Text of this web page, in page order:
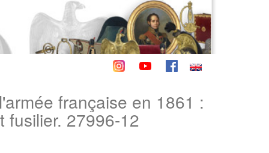
française en 1861 :
fusilier. 27996-12